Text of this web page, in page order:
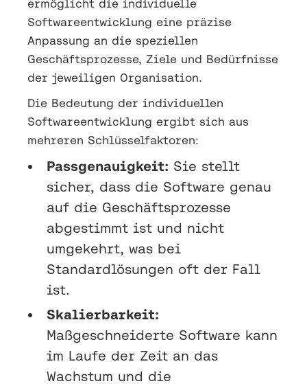
ermöglicht die individuelle
Softwareentwicklung eine präzise
Anpassung an die speziellen
Geschäftsprozesse, Ziele und Bedürfnisse
der jeweiligen Organisation.
Die Bedeutung der individuellen
Softwareentwicklung ergibt sich aus
mehreren Schlüsselfaktoren:
Passgenauigkeit: Sie stellt
sicher, dass die Software genau
auf die Geschäftsprozesse
abgestimmt ist und nicht
umgekehrt, was bei
Standardlösungen oft der Fall
ist.
Skalierbarkeit:
Maßgeschneiderte Software kann
im Laufe der Zeit an das
Wachstum und die